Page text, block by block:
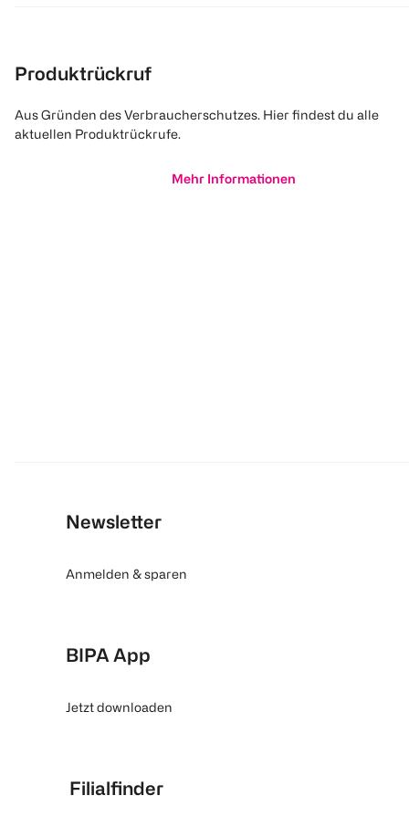
Produktrückruf
Aus Gründen des Verbraucherschutzes. Hier findest du alle
aktuellen Produktrückrufe.
Mehr Informationen
Newsletter
Anmelden & sparen
BIPA App
Jetzt downloaden
Filialfinder